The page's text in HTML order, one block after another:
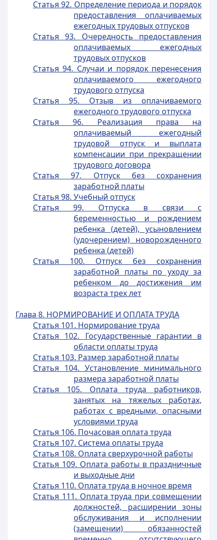
Статья 92. Определение периода и порядок
предоставления оплачиваемых
ежегодных трудовых отпусков
Статья 93. Очередность предоставления
оплачиваемых ежегодных
трудовых отпусков
Статья 94. Случаи и порядок перенесения
оплачиваемого ежегодного
трудового отпуска
Статья 95. Отзыв из оплачиваемого
ежегодного трудового отпуска
Статья 96. Реализация права на
оплачиваемый ежегодный
трудовой отпуск и выплата
компенсации при прекращении
трудового договора
Статья 97. Отпуск без сохранения
заработной платы
Статья 98. Учебный отпуск
Статья 99. Отпуска в связи с
беременностью и рождением
ребенка (детей), усыновлением
(удочерением) новорожденного
ребенка (детей)
Статья 100. Отпуск без сохранения
заработной платы по уходу за
ребенком до достижения им
возраста трех лет
Глава 8. НОРМИРОВАНИЕ И ОПЛАТА ТРУДА
Статья 101. Нормирование труда
Статья 102. Государственные гарантии в
области оплаты труда
Статья 103. Размер заработной платы
Статья 104. Установление минимального
размера заработной платы
Статья 105. Оплата труда работников,
занятых на тяжелых работах,
работах с вредными, опасными
условиями труда
Статья 106. Почасовая оплата труда
Статья 107. Система оплаты труда
Статья 108. Оплата сверхурочной работы
Статья 109. Оплата работы в праздничные
и выходные дни
Статья 110. Оплата труда в ночное время
Статья 111. Оплата труда при совмещении
должностей, расширении зоны
обслуживания и исполнении
(замещении) обязанностей